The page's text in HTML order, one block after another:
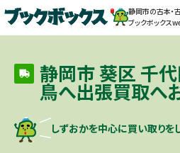
静岡市の古本・
ブックボックス
静岡市 葵区 千
鳥へ出張買取へ
しずおかを中心に買い取りを